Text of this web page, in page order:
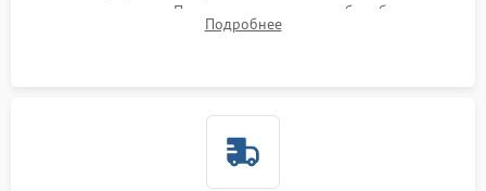
амортизаторов. Проверка подшипников барабана и
крестовины на износ, а манжеты люка на разрывы.
Подробнее